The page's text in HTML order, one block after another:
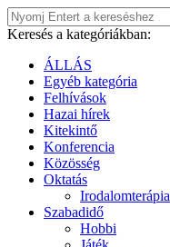
Keresés a kategóriákban:
ÁLLÁS
Egyéb kategória
Felhívások
Hazai hírek
Kitekintő
Konferencia
Közösség
Oktatás
Irodalomterápia
Szabadidő
Hobbi